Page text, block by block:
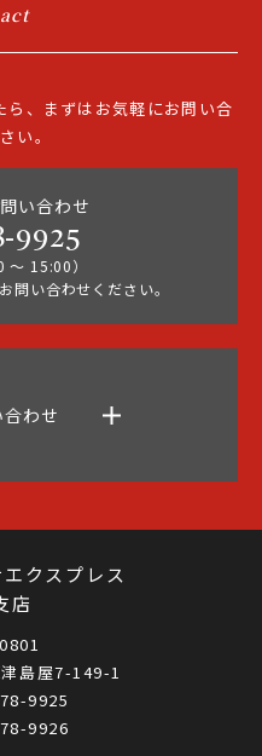
ら、まずはお気軽にお問い合
い。
い合わせ
9925
15:00）
問い合わせください。
わせ
クスプレス
店
島屋7-149-1
9925
9926